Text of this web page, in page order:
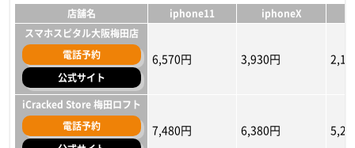
店舗名 iphone11 iphoneX
スマホスピタル大阪梅田店
電話予約
公式サイト
6,570円 3,930円
iCracked Store 梅田ロフト
電話予約
7,480円 6,380円